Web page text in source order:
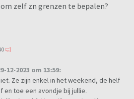
zelf zn grenzen te bepalen?
12-2023 om 13:59:
Ze zijn enkel in het weekend, de helf
en toe een avondje bij jullie.